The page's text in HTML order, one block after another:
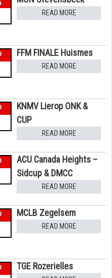
READ MORE
FFM FINALE Huismes
READ MORE
KNMV Lierop ONK &
CUP
READ MORE
ACU Canada Heights –
Sidcup & DMCC
READ MORE
MCLB Zegelsem
READ MORE
TGE Rozerielles